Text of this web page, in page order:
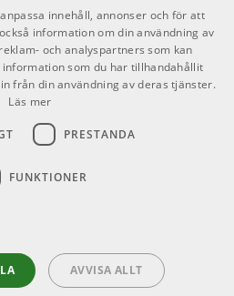
5994 kr/st
602
Varumärken
GDPR & Cookies
Kontakt
Info
Mån-Fre: 10.00-18.00
Helgdagar
SWEDISH
ENGLISH
innehåll, annonser och för att
information om din användning av
och analyspartners som kan
som du har tillhandahållit
från din användning av deras tjänster.
Läs mer
PRESTANDA
FUNKTIONER
AVVISA ALLT